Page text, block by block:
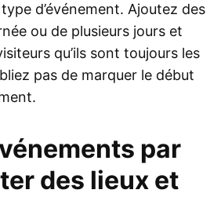
d’événement. Ajoutez des
ou de plusieurs jours et
qu’ils sont toujours les
pas de marquer le début
par
des lieux et